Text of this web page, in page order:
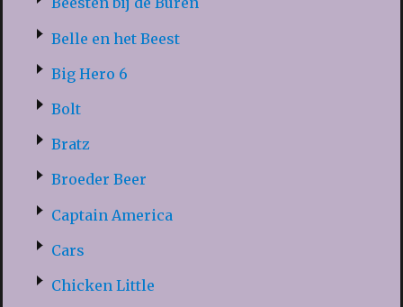
Belle en het Beest
Big Hero 6
Bolt
Bratz
Broeder Beer
Captain America
Cars
Chicken Little